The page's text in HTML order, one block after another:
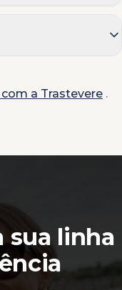
com a Trastevere .
sua linha